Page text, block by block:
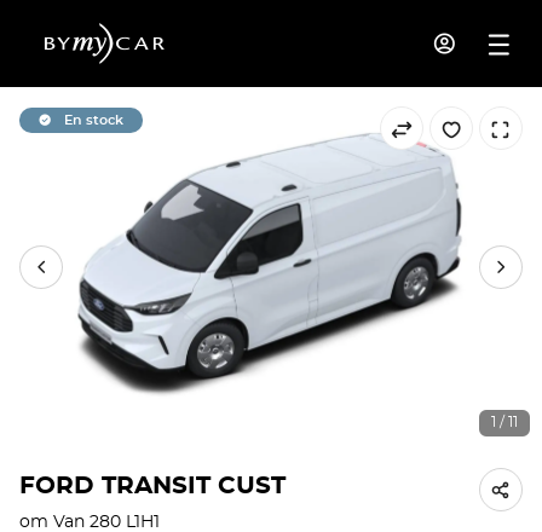
En stock
1 / 11
FORD TRANSIT CUST
om Van 280 L1H1